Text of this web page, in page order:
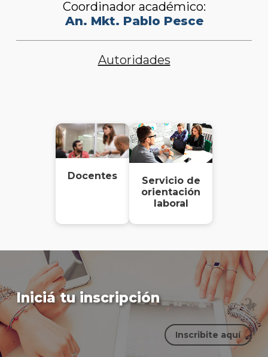
Autoridades
Coordinador académico:
An. Mkt. Pablo Pesce
Docentes
Servicio de
orientación
laboral
Iniciá tu inscripción
Inscribite aquí